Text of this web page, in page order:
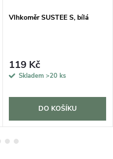
Vlhkoměr SUSTEE S, bílá
119 Kč
Skladem >20 ks
DO KOŠÍKU